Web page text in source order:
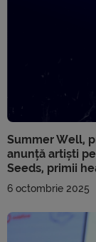
Summer Well,
anunță artiști
Seeds, primii
6 octombrie 2025